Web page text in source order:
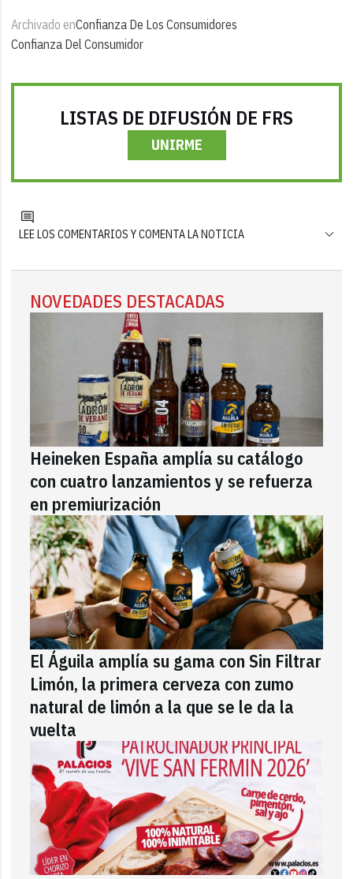
Archivado enConfianza De Los Consumidores
Confianza Del Consumidor
LISTAS DE DIFUSIÓN DE FRS
UNIRME
LEE LOS COMENTARIOS Y COMENTA LA NOTICIA
NOVEDADES DESTACADAS
Heineken España amplía su catálogo
con cuatro lanzamientos y se refuerza
en premiurización
El Águila amplía su gama con Sin Filtrar
Limón, la primera cerveza con zumo
natural de limón a la que se le da la
vuelta